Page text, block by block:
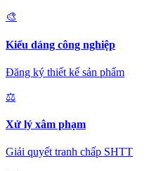
🎨
Kiểu dáng công nghiệp
Đăng ký thiết kế sản phẩm
⚖️
Xử lý xâm phạm
Giải quyết tranh chấp SHTT